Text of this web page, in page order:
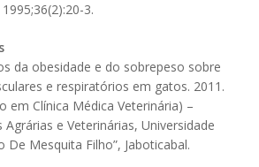
3.
da obesidade e do sobrepeso sobre
e respiratórios em gatos. 2011.
em Clínica Médica Veterinária) –
Agrárias e Veterinárias, Universidade
De Mesquita Filho”, Jaboticabal.